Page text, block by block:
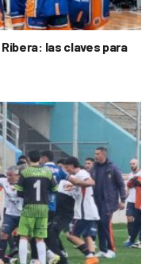
las claves para